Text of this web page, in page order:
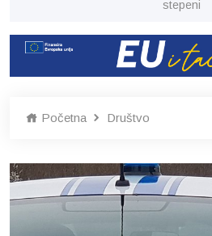
stepeni
Početna Društvo